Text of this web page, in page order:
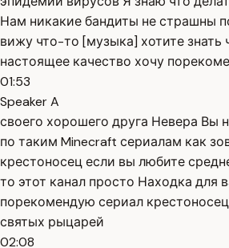
Нам никакие бандиты не страшны
вижу что-то [музыка] хотите знать
настоящее качество хочу
01:53
Speaker A
своего хорошего друга Невера Вы
по таким Minecraft сериалам как
крестоносец если вы любите
то этот канал просто Находка для
порекомендую сериал
святых рыцарей
02:08